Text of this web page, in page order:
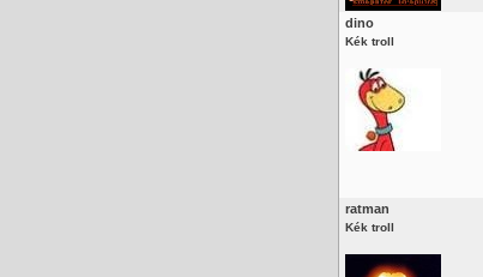
dino
Kék troll
ratman
Kék troll